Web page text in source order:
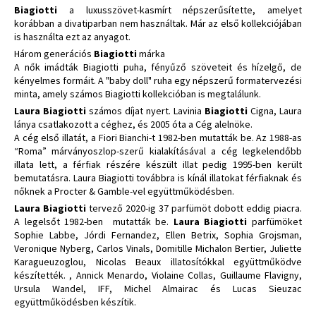
Biagiotti a luxusszövet-kasmírt népszerűsítette, amelyet
korábban a divatiparban nem használtak. Már az első kollekciójában
is használta ezt az anyagot.
Három generációs Biagiottimárka
A nők imádták Biagiotti puha, fényűző szöveteit és hízelgő, de
kényelmes formáit. A "baby doll" ruha egy népszerű formatervezési
minta, amely számos Biagiotti kollekcióban is megtalálunk.
Laura Biagiotti számos díjat nyert. Lavinia Biagiotti Cigna, Laura
lánya csatlakozott a céghez, és 2005 óta a Cég alelnöke.
A cég első illatát, a Fiori Bianchi-t 1982-ben mutatták be. Az 1988-as
“Roma” márványoszlop-szerű kialakításával a cég legkelendőbb
illata lett, a férfiak részére készült illat pedig 1995-ben került
bemutatásra. Laura Biagiotti továbbra is kínál illatokat férfiaknak és
nőknek a Procter & Gamble-vel együttműködésben.
Laura Biagiotti tervező 2020-ig 37 parfümöt dobott eddig piacra.
A legelsőt 1982-ben mutatták be. Laura Biagiotti parfümöket
Sophie Labbe, Jórdi Fernandez, Ellen Betrix, Sophia Grojsman,
Veronique Nyberg, Carlos Vinals, Domitille Michalon Bertier, Juliette
Karagueuzoglou, Nicolas Beaux illatosítókkal együttműködve
készítették. , Annick Menardo, Violaine Collas, Guillaume Flavigny,
Ursula Wandel, IFF, Michel Almairac és Lucas Sieuzac
együttműködésben készítik.